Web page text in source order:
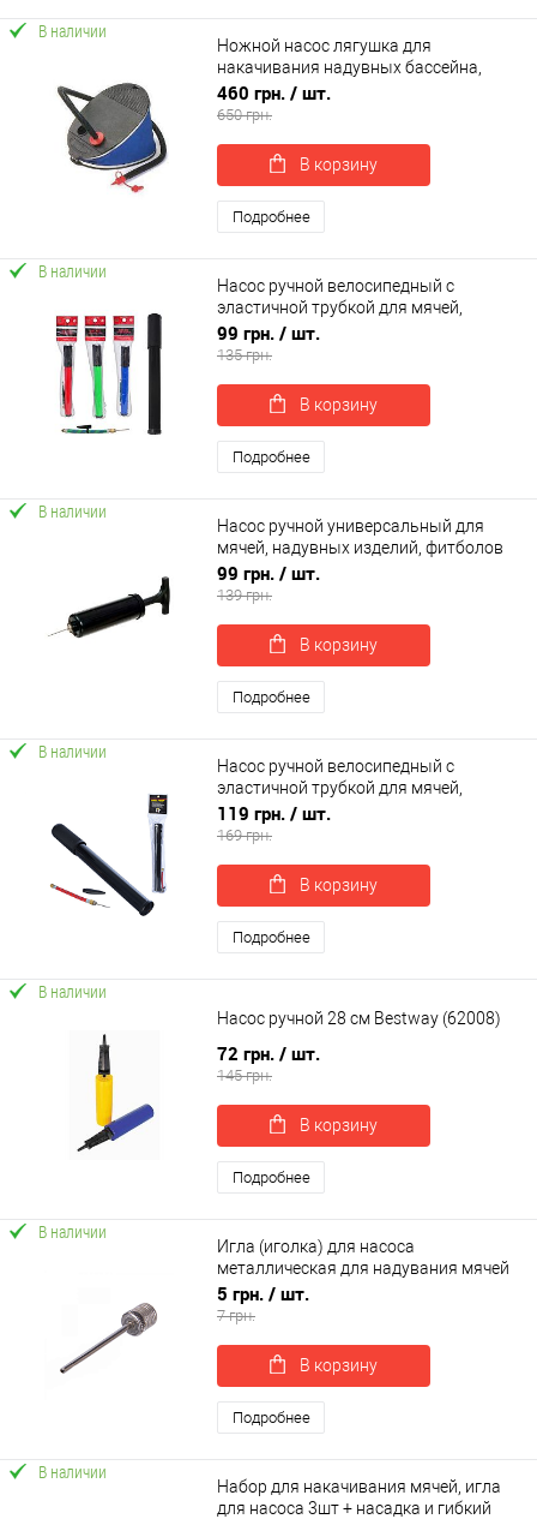
В наличии
Ножной насос лягушка для
накачивания надувных бассейна,
матраса, лодки Intex (68610)
460 грн. / шт.
650 грн.
В корзину
Подробнее
В наличии
Насос ручной велосипедный с
эластичной трубкой для мячей,
игрушек, велосипеда Profi (MS 0117)
99 грн. / шт.
135 грн.
В корзину
Подробнее
В наличии
Насос ручной универсальный для
мячей, надувных изделий, фитболов
OSPORT (OF-0324)
99 грн. / шт.
139 грн.
В корзину
Подробнее
В наличии
Насос ручной велосипедный с
эластичной трубкой для мячей,
игрушек, велосипеда OSPORT (OF-
0298)
119 грн. / шт.
169 грн.
В корзину
Подробнее
В наличии
Насос ручной 28 см Bestway (62008)
72 грн. / шт.
145 грн.
В корзину
Подробнее
В наличии
Игла (иголка) для насоса
металлическая для надувания мячей
OSPORT (MS 0422)
5 грн. / шт.
7 грн.
В корзину
Подробнее
В наличии
Набор для накачивания мячей, игла
для насоса 3шт + насадка и гибкий